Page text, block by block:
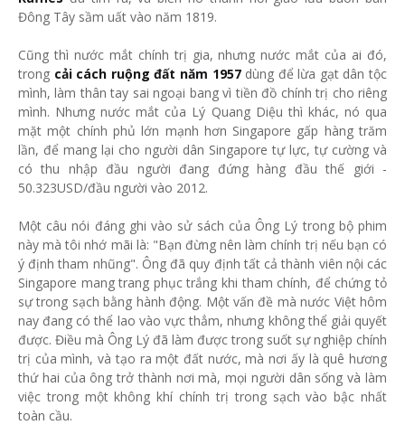
Đông Tây sầm uất vào năm 1819.
Cũng thì nước mắt chính trị gia, nhưng nước mắt của ai đó,
trong cải cách ruộng đất năm 1957dùng để lừa gạt dân tộc
mình, làm thân tay sai ngoại bang vì tiền đồ chính trị cho riêng
mình. Nhưng nước mắt của Lý Quang Diệu thì khác, nó qua
mặt một chính phủ lớn mạnh hơn Singapore gấp hàng trăm
lần, để mang lại cho người dân Singapore tự lực, tự cường và
có thu nhập đầu người đang đứng hàng đầu thế giới -
50.323USD/đầu người vào 2012.
Một câu nói đáng ghi vào sử sách của Ông Lý trong bộ phim
này mà tôi nhớ mãi là: "Bạn đừng nên làm chính trị nếu bạn có
ý định tham nhũng". Ông đã quy định tất cả thành viên nội các
Singapore mang trang phục trắng khi tham chính, để chứng tỏ
sự trong sạch bằng hành động. Một vấn đề mà nước Việt hôm
nay đang có thể lao vào vực thẳm, nhưng không thể giải quyết
được. Điều mà Ông Lý đã làm được trong suốt sự nghiệp chính
trị của mình, và tạo ra một đất nước, mà nơi ấy là quê hương
thứ hai của ông trở thành nơi mà, mọi người dân sống và làm
việc trong một không khí chính trị trong sạch vào bậc nhất
toàn cầu.